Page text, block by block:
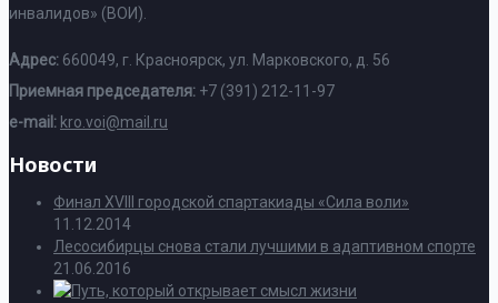
инвалидов» (ВОИ).
Адрес: 660049, г. Красноярск, ул. Марковского, д. 56
Приемная председателя: +7 (391) 212-11-97
e-mail: kro.voi@mail.ru
Новости
Финал XVIII городской спартакиады «Сила воли»
11.12.2014
Лесосибирцы снова стали лучшими в адаптивном спорте
21.06.2016